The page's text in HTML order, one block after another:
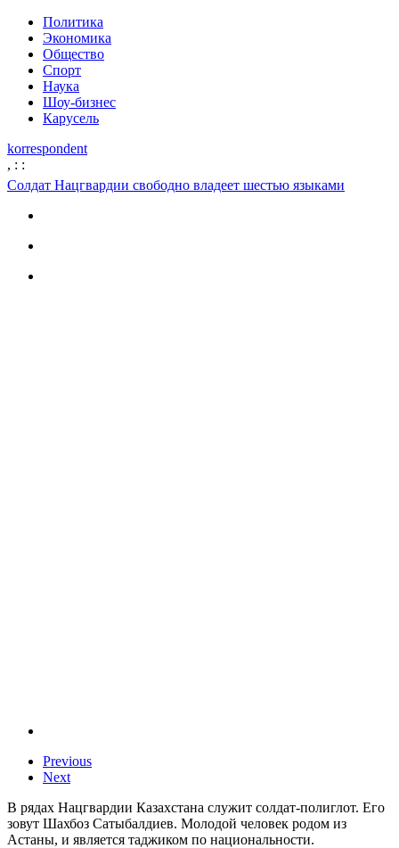
Политика
Экономика
Общество
Спорт
Наука
Шоу-бизнес
Карусель
korrespondent
, : :
Солдат Нацгвардии свободно владеет шестью языками
Previous
Next
В рядах Нацгвардии Казахстана служит солдат-полиглот. Его
зовут Шахбоз Сатыбалдиев. Молодой человек родом из
Астаны, и является таджиком по национальности.